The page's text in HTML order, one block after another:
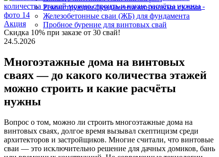
Реконструкция фундамента винтовыми сваями
Железобетонные сваи (ЖБ) для фундамента
Пробное бурение для винтовых свай
Акция
Скидка 10% при заказе от 30 свай!
24.5.2026
Многоэтажные дома на винтовых
сваях — до какого количества этажей
можно строить и какие расчёты
нужны
Вопрос о том, можно ли строить многоэтажные дома на
винтовых сваях, долгое время вызывал скептицизм среди
архитекторов и застройщиков. Многие считали, что винтовые
сваи — это исключительно решение для дачных домиков, бань